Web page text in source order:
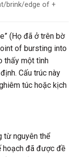
brink/edge of +
(Họ đã ở trên bờ
of bursting into
thấy một tình
Cấu trúc này
túc hoặc kịch
từ nguyên thể
hoạch đã được đề